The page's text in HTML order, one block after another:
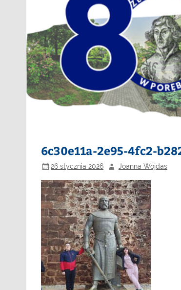
6c30e11a-2e95-4fc2-
26 stycznia 2026 Joanna Wojdas